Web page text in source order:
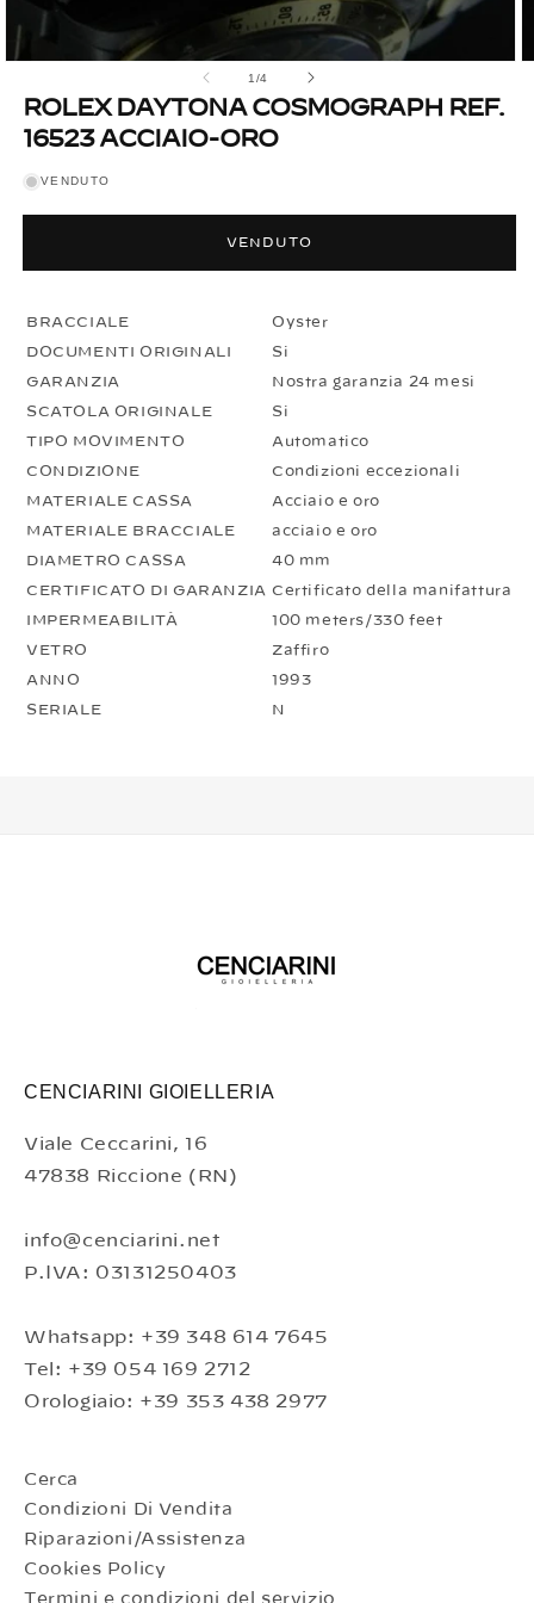
multimediali
modale
1 /su4
ROLEX DAYTONA COSMOGRAPH REF.
16523 ACCIAIO-ORO
VENDUTO
VENDUTO
BRACCIALE Oyster
DOCUMENTI ORIGINALI Si
GARANZIA Nostra garanzia 24 mesi
SCATOLA ORIGINALE Si
TIPO MOVIMENTO Automatico
CONDIZIONE Condizioni eccezionali
MATERIALE CASSA Acciaio e oro
MATERIALE BRACCIALE acciaio e oro
DIAMETRO CASSA 40 mm
CERTIFICATO DI GARANZIA Certificato della manifattura
IMPERMEABILITÀ 100 meters/330 feet
VETRO Zaffiro
ANNO 1993
SERIALE N
CENCIARINI GIOIELLERIA
Viale Ceccarini, 16
47838 Riccione (RN)
info@cenciarini.net
P.IVA: 03131250403
Whatsapp: +39 348 614 7645
Tel: +39 054 169 2712
Orologiaio: +39 353 438 2977
Cerca
Condizioni Di Vendita
Riparazioni/Assistenza
Cookies Policy
Termini e condizioni del servizio